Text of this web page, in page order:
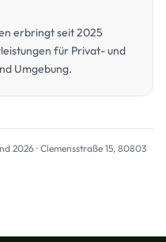
erbringt seit 2025
für Privat- und
Umgebung.
2026 · Clemensstraße 15, 80803